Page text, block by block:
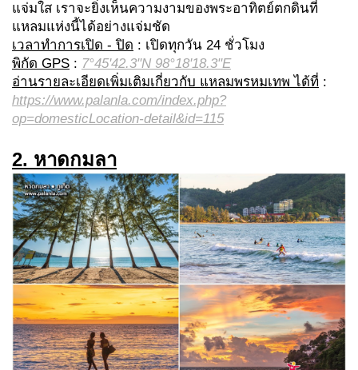
แจ่มใส เราจะยิ่งเห็นความงามของพระอาทิตย์ตกดินที่
แหลมแห่งนี้ได้อย่างแจ่มชัด
เวลาทำการเปิด - ปิด : เปิดทุกวัน 24 ชั่วโมง
พิกัด GPS : 7°45'42.3"N 98°18'18.3"E
อ่านรายละเอียดเพิ่มเติมเกี่ยวกับ แหลมพรหมเทพ ได้ที่ :
https://www.palanla.com/index.php?
op=domesticLocation-detail&id=115
2. หาดกมลา